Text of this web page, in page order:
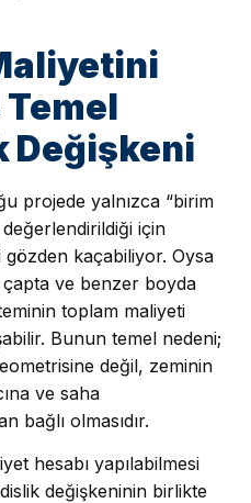
Değişkeni
projede yalnızca “birim
için
kaçabiliyor. Oysa
çapta ve benzer boyda
toplam maliyeti
Bunun temel nedeni;
değil, zeminin
ve saha
bağlı olmasıdır.
hesabı yapılabilmesi
değişkeninin birlikte